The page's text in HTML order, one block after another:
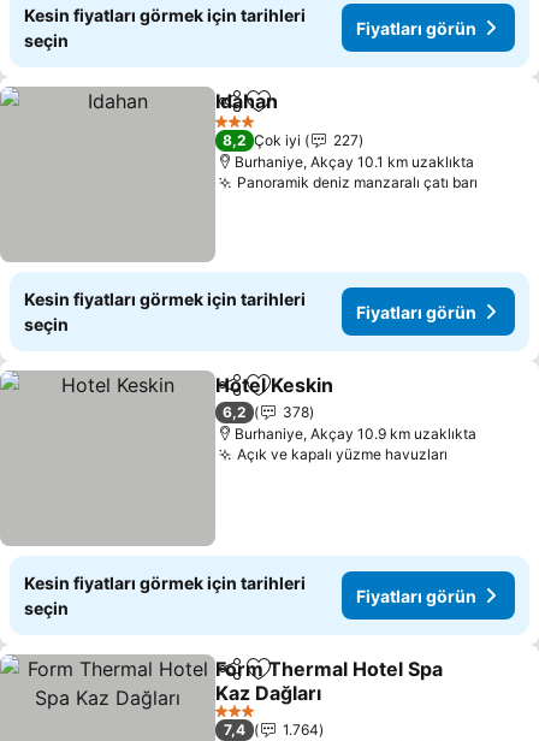
Kesin fiyatları görmek için tarihleri
seçin
Fiyatları görün
PaylaşFavorilerime ekle
Idahan
3 Yıldız
8,2 Çok iyi
227
Burhaniye, Akçay 10.1 km uzaklıkta
Panoramik deniz manzaralı çatı barı
Kesin fiyatları görmek için tarihleri
seçin
Fiyatları görün
PaylaşFavorilerime ekle
Hotel Keskin
6,2
378
Burhaniye, Akçay 10.9 km uzaklıkta
Açık ve kapalı yüzme havuzları
Kesin fiyatları görmek için tarihleri
seçin
Fiyatları görün
PaylaşFavorilerime ekle
Form Thermal Hotel Spa
Kaz Dağları
3 Yıldız
7,4
1.764